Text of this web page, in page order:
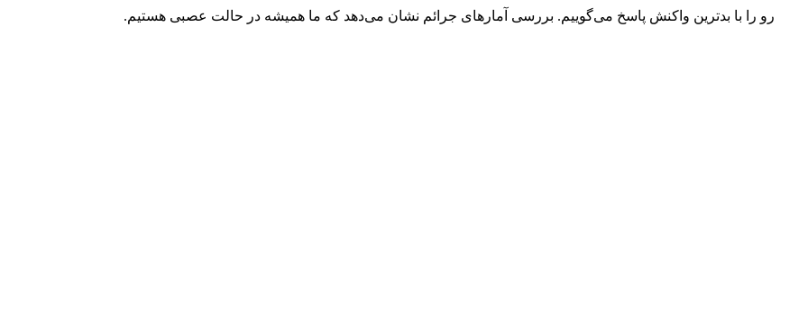
رو را با بدترین واکنش پاسخ می‌گوییم. بررسی آمارهای جرائم نشان می‌دهد که ما همیشه در حالت عصبی هستیم.